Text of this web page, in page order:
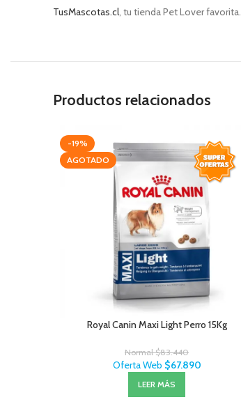
TusMascotas.cl, tu tienda Pet Lover favorita.
Productos relacionados
-19%
AGOTADO
Royal Canin Maxi Light Perro 15Kg
Normal$83.440
Oferta Web $67.890
LEER MÁS